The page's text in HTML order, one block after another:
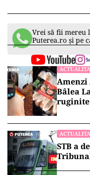
Vrei să fii mereu
Puterea.ro și pe
Amenzi
Bâlea
ruginite
STB a